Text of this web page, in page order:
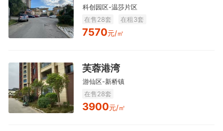
科创园区-温莎片区
在售28套
在租3套
7570元/㎡
芙蓉港湾
游仙区-新桥镇
在售28套
3900元/㎡